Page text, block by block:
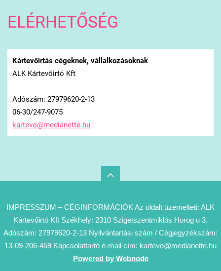
ELÉRHETŐSÉG
Kártevőirtás cégeknek, vállalkozásoknak
ALK Kártevőirtó Kft
Adószám: 27979620-2-13
06-30/247-9075
kartevo@medianette.hu
IMPRESSZUM – CÉGINFORMÁCIÓK Az oldalt üzemelteti: ALK
Kártevőirtó Kft Székhely: 2310 Szigetszentmiklós Horog u 3.
Adószám: 27979620-2-13 Nyilvántartási szám / Cégjegyzékszám:
13-09-206-459 Kapcsolattartó e-mail cím: kartevo@medianette.hu
Powered by Webnode